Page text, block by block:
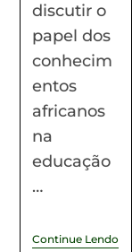
discutir o
papel dos
conhecim
entos
africanos
na
educação
…
Continue Lendo